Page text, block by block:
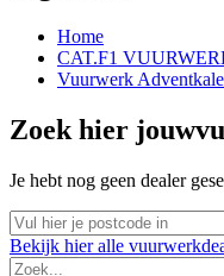
Home
CAT.F1
Vuurwerk
Zoek hier jouw
Je hebt nog geen dealer
Bekijk hieralle